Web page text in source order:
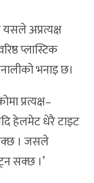
अप्रत्यक्ष
प्लास्टिक
भनाइ छ।
प्रत्यक्ष–
हेलमेट धेरै टाइट
। जसले
सक्छ ।’